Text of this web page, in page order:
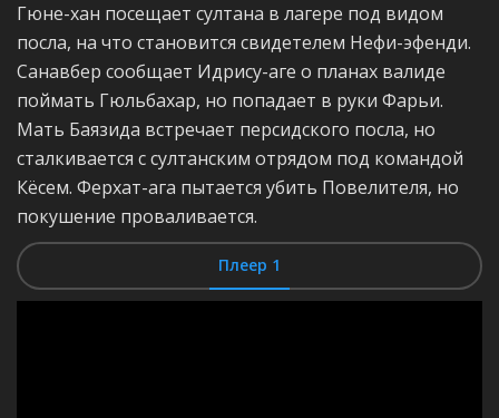
Гюне-хан посещает султана в лагере под видом
посла, на что становится свидетелем Нефи-эфенди.
Санавбер сообщает Идрису-аге о планах валиде
поймать Гюльбахар, но попадает в руки Фарьи.
Мать Баязида встречает персидского посла, но
сталкивается с султанским отрядом под командой
Кёсем. Ферхат-ага пытается убить Повелителя, но
покушение проваливается.
Плеер 1